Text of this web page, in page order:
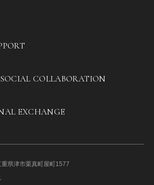
COLLABORATION
EXCHANGE
重県津市栗真町屋町1577